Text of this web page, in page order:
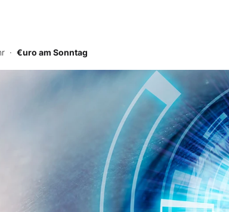
· €uro am Sonntag